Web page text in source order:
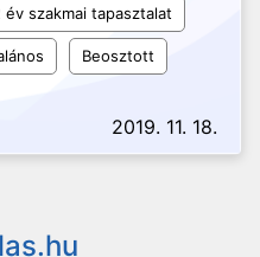
év szakmai tapasztalat
Beosztott
2019. 11. 18.